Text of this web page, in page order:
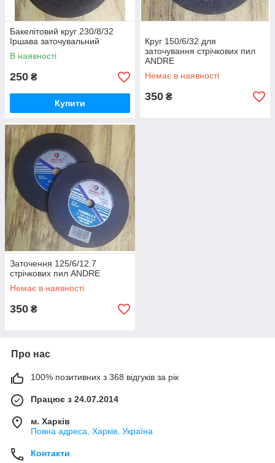
Бакелітовий круг 230/8/32
Іршава заточувальний
В наявності
250 ₴
Купити
Круг 150/6/32 для
заточування стрічкових пил
ANDRE
Немає в наявності
350 ₴
Заточення 125/6/12.7
стрічкових пил ANDRE
Немає в наявності
350 ₴
Про нас
100% позитивних з 368 відгуків за рік
Працює з 24.07.2014
м. Харків
Повна адреса, Харків, Україна
Контакти